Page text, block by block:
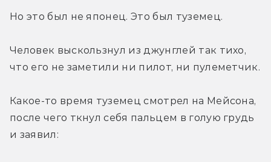
Но это был не японец. Это был туземец.
Человек выскользнул из джунглей так тихо,
что его не заметили ни пилот, ни пулеметчик.
Какое-то время туземец смотрел на Мейсона,
после чего ткнул себя пальцем в голую грудь
и заявил: